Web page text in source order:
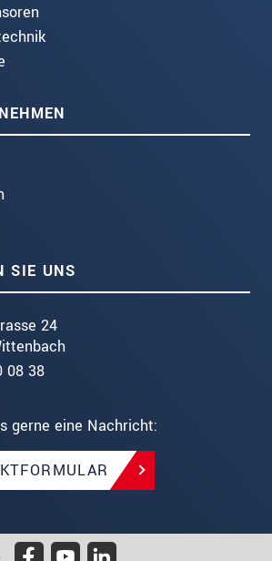
SIE UNS
24
08 38
gerne eine Nachricht: